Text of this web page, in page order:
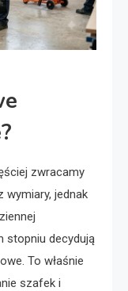
zwracamy
wymiary, jednak
stopniu decydują
To właśnie
szafek i